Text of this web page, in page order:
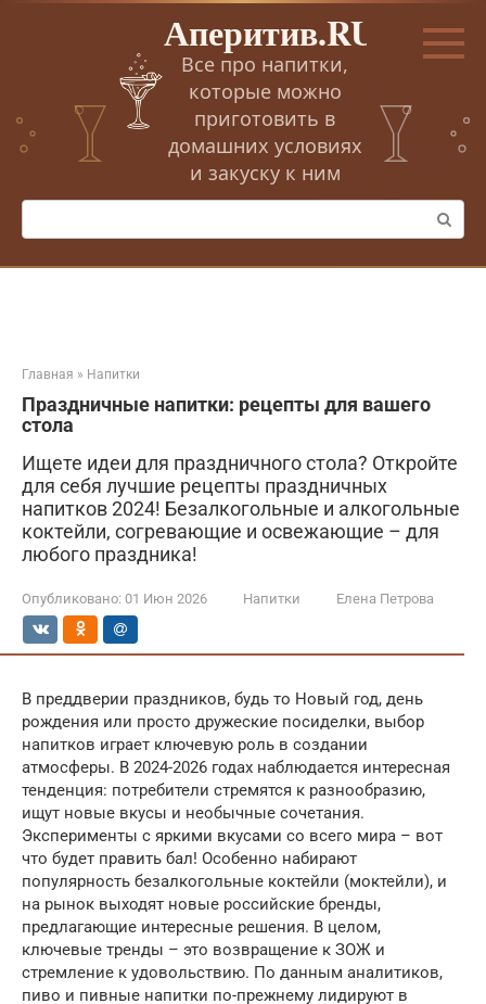
Перейти
Аперитив.RU
Все про напитки,
которые можно
приготовить в
домашних условиях
и закуску к ним
Поиск:
Главная » Напитки
Праздничные напитки: рецепты для вашего
стола
Ищете идеи для праздничного стола? Откройте
для себя лучшие рецепты праздничных
напитков 2024! Безалкогольные и алкогольные
коктейли, согревающие и освежающие – для
любого праздника!
Опубликовано: 01 Июн 2026 Напитки Елена Петрова
В преддверии праздников, будь то Новый год, день
рождения или просто дружеские посиделки, выбор
напитков играет ключевую роль в создании
атмосферы. В 2024-2026 годах наблюдается интересная
тенденция: потребители стремятся к разнообразию,
ищут новые вкусы и необычные сочетания.
Эксперименты с яркими вкусами со всего мира – вот
что будет править бал! Особенно набирают
популярность безалкогольные коктейли (моктейли), и
на рынок выходят новые российские бренды,
предлагающие интересные решения. В целом,
ключевые тренды – это возвращение к ЗОЖ и
стремление к удовольствию. По данным аналитиков,
пиво и пивные напитки по-прежнему лидируют в